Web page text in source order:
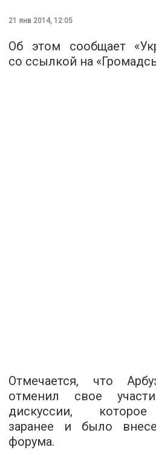
21 янв 2014, 12:05
Об этом сообщает
со ссылкой на
Отмечается, что
отменил свое
дискуссии, которое
заранее и было
форума.